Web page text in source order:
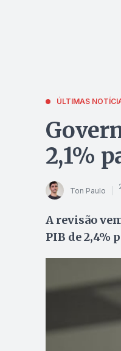
ÚLTIMAS
2,1%
Ton Paulo
A revisão
PIB de 2,4%